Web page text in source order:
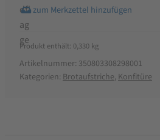
Produkt enthält: 0,330 kg
Artikelnummer: 350803308298001
Kategorien: Brotaufstriche, Konfitüre